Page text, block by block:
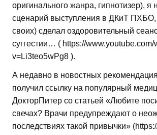
оригинального жанра, гипнотизер), я
сценарий выступления в ДКиТ ПХБО,
своих) сделал оздоровительный
суггестии… ( https://www.youtube.com/
v=Li3teo5wPg8 ).
А недавно в новостных
получил ссылку на популярный
ДокторПитер со статьей «Любите
свечах? Врачи предупреждают о
последствиях такой привычки»